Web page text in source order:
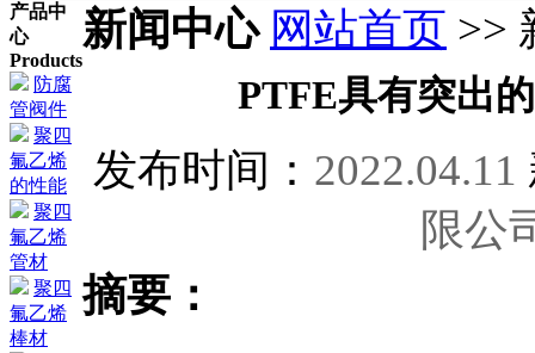
产品中
心
Products
防腐
管阀件
聚四
氟乙烯
的性能
聚四
氟乙烯
管材
聚四
氟乙烯
棒材
新闻中心 网站首页 >>
PTFE具有突出
发布时间： 2022.04.11
限公
摘要：